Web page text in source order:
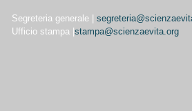
Segreteria generale |
Ufficio stampa | stampa@scienzaevita.org